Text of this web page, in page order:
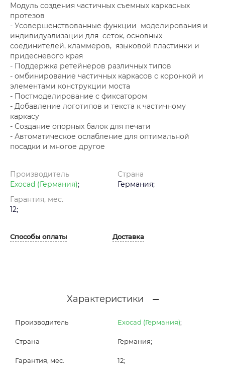
Модуль создения частичных съемных каркасных
протезов
- Усовершенствованные функции моделирования и
индивидуализации для сеток, основных
соединителей, кламмеров, языковой пластинки и
придесневого края
- Поддержка ретейнеров различных типов
- омбинирование частичных каркасов с коронкой и
элементами конструкции моста
- Постмоделирование с фиксатором
- Добавление логотипов и текста к частичному
каркасу
- Создание опорных балок для печати
- Автоматическое ослабление для оптимальной
посадки и многое другое
Производитель
Exocad (Германия);
Страна
Германия;
Гарантия, мес.
12;
Способы оплаты Доставка
Характеристики
Производитель Exocad (Германия);
Страна Германия;
Гарантия, мес. 12;